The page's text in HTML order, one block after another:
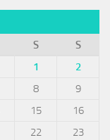
S
S
1
2
8
9
15
16
22
23